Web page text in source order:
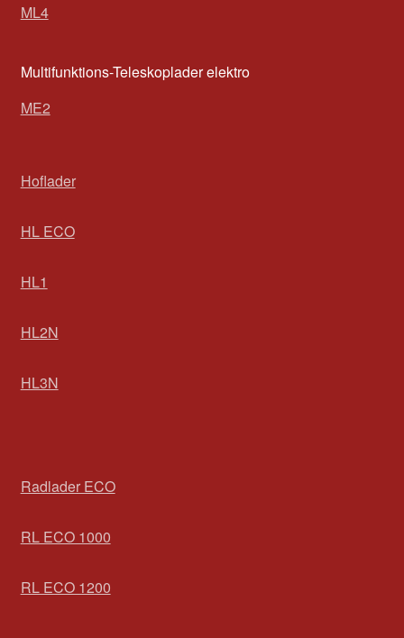
ML4
Multifunktions-Teleskoplader elektro
ME2
Hoflader
HL ECO
HL1
HL2N
HL3N
Radlader ECO
RL ECO 1000
RL ECO 1200